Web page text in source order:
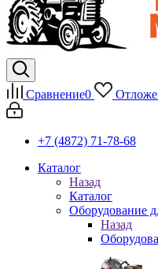
Сравнение0
+7 (4872) 71-78-68
Каталог
Назад
Каталог
Оборудование
Назад